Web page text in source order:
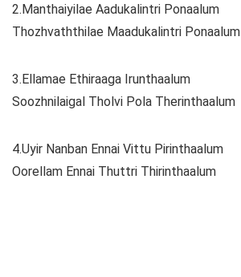
2.Manthaiyilae Aadukalintri Ponaalum
Thozhvaththilae Maadukalintri Ponaalum
3.Ellamae Ethiraaga Irunthaalum
Soozhnilaigal Tholvi Pola Therinthaalum
4.Uyir Nanban Ennai Vittu Pirinthaalum
Oorellam Ennai Thuttri Thirinthaalum